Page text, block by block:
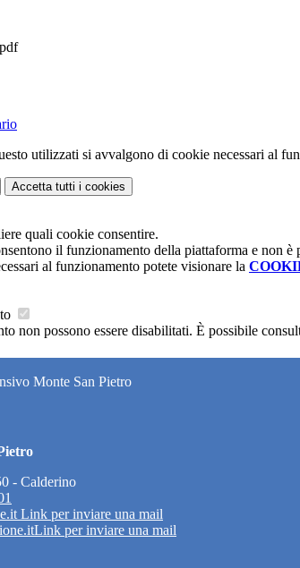
utilizzati si avvalgono di cookie necessari al
Accetta tutti i cookies
quali cookie consentire.
il funzionamento della piattaforma e non è
al funzionamento potete visionare la
non possono essere disabilitati. È possibile
Monte San Pietro
- Calderino
Link per inviare una mail
Link per inviare una mail